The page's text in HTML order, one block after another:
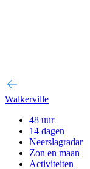
Walkerville
48 uur
14 dagen
Neerslagradar
Zon en maan
Activiteiten